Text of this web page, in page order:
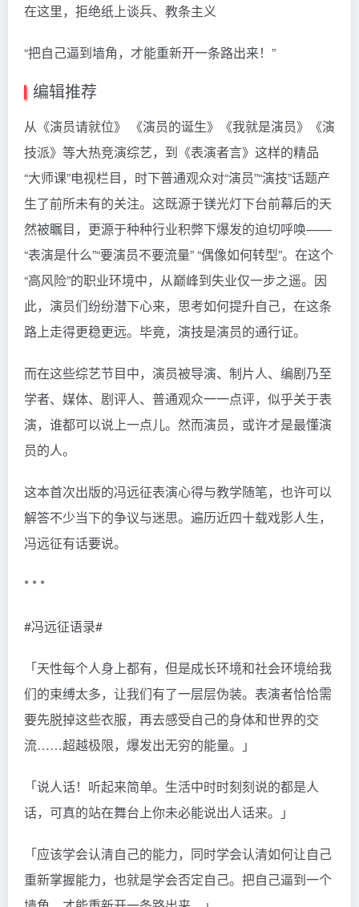
在这里，拒绝纸上谈兵、教条主义
“把自己逼到墙角，才能重新开一条路出来！”
编辑推荐
从《演员请就位》 《演员的诞生》《我就是演员》《演
技派》等大热竞演综艺，到《表演者言》这样的精品
“大师课”电视栏目，时下普通观众对“演员”“演技”话题产
生了前所未有的关注。这既源于镁光灯下台前幕后的天
然被瞩目，更源于种种行业积弊下爆发的迫切呼唤——
“表演是什么”“要演员不要流量” “偶像如何转型”。在这个
“高风险”的职业环境中，从巅峰到失业仅一步之遥。因
此，演员们纷纷潜下心来，思考如何提升自己，在这条
路上走得更稳更远。毕竟，演技是演员的通行证。
而在这些综艺节目中，演员被导演、制片人、编剧乃至
学者、媒体、剧评人、普通观众一一点评，似乎关于表
演，谁都可以说上一点儿。然而演员，或许才是最懂演
员的人。
这本首次出版的冯远征表演心得与教学随笔，也许可以
解答不少当下的争议与迷思。遍历近四十载戏影人生，
冯远征有话要说。
* * *
#冯远征语录#
「天性每个人身上都有，但是成长环境和社会环境给我
们的束缚太多，让我们有了一层层伪装。表演者恰恰需
要先脱掉这些衣服，再去感受自己的身体和世界的交
流……超越极限，爆发出无穷的能量。」
「说人话！听起来简单。生活中时时刻刻说的都是人
话，可真的站在舞台上你未必能说出人话来。」
「应该学会认清自己的能力，同时学会认清如何让自己
重新掌握能力，也就是学会否定自己。把自己逼到一个